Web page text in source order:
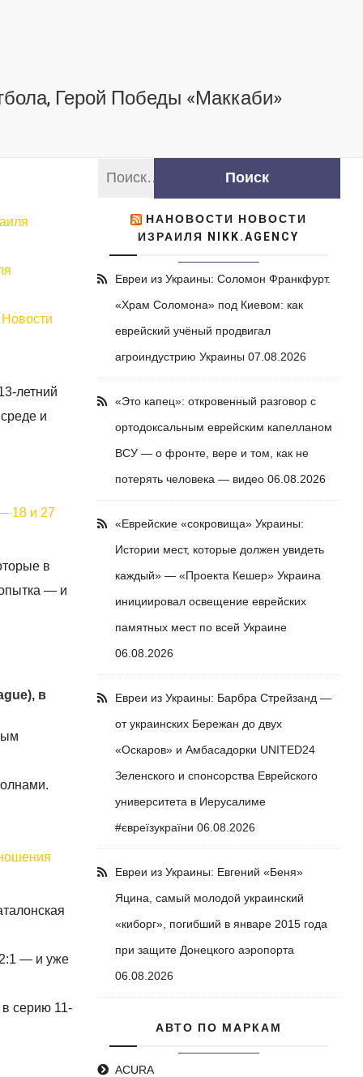
Герой Победы «Маккаби»
Новости
летний
и
18 и 27
в
— и
в
— и уже
серию 11-
НАНОВОСТИ НОВОСТИ
ИЗРАИЛЯ NIKK.AGENCY
Евреи из Украины: Соломон Франкфурт.
«Храм Соломона» под Киевом: как
еврейский учёный продвигал
агроиндустрию Украины 07.08.2026
«Это капец»: откровенный разговор с
ортодоксальным еврейским капелланом
ВСУ — о фронте, вере и том, как не
потерять человека — видео 06.08.2026
«Еврейские «сокровища» Украины:
Истории мест, которые должен увидеть
каждый» — «Проекта Кешер» Украина
инициировал освещение еврейских
памятных мест по всей Украине
06.08.2026
Евреи из Украины: Барбра Стрейзанд —
от украинских Бережан до двух
«Оскаров» и Амбасадорки UNITED24
Зеленского и спонсорства Еврейского
университета в Иерусалиме
#євреїзукраїни 06.08.2026
Евреи из Украины: Евгений «Беня»
Яцина, самый молодой украинский
«киборг», погибший в январе 2015 года
при защите Донецкого аэропорта
06.08.2026
АВТО ПО МАРКАМ
ACURA